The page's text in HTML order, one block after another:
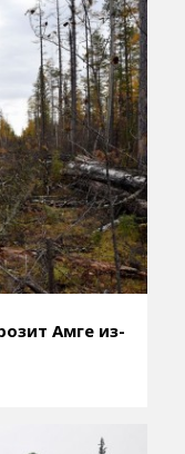
Амге из-